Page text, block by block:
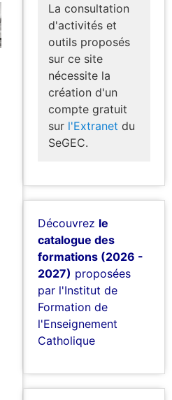
La consultation
d'activités et
outils proposés
sur ce site
nécessite la
création d'un
compte gratuit
sur l'Extranet du
SeGEC.
Découvrez le
catalogue des
formations (2026 -
2027) proposées
par l'Institut de
Formation de
l'Enseignement
Catholique